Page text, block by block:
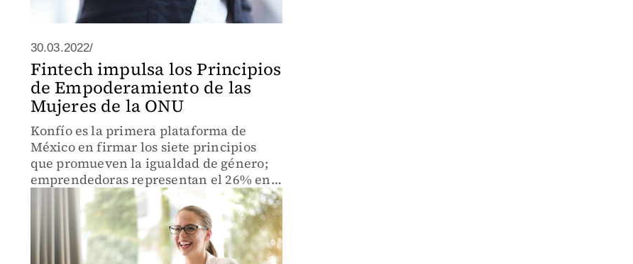
30.03.2022/
Fintech impulsa los Principios
de Empoderamiento de las
Mujeres de la ONU
Konfío es la primera plataforma de
México en firmar los siete principios
que promueven la igualdad de género;
emprendedoras representan el 26% en